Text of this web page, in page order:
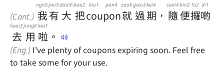
(Cant.) 我
ngo5
有
jau5
大
daai6
把
baa2
coupon
kiu1 pon4
就
zau6
過
gwo3
期
kei4
， 隨
ceoi4
便
bin2
攞
lo2
啲
di1
去
heoi3
用
jung6
啦
laa1
。
(Eng.) I've plenty of coupons expiring soon. Feel free
to take some for your use.